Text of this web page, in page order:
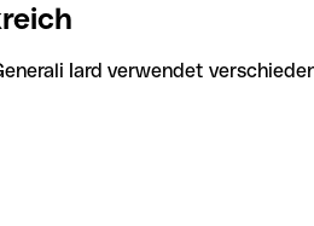
Iard verwendet